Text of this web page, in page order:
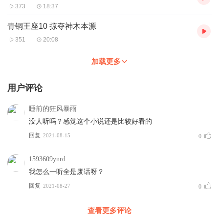
373 18:37
青铜王座10 掠夺神木本源
351 20:08
加载更多
用户评论
睡前的狂风暴雨
没人听吗？感觉这个小说还是比较好看的
回复 2021-08-15 0
1593609ynrd
我怎么一听全是废话呀？
回复 2021-08-27 0
查看更多评论